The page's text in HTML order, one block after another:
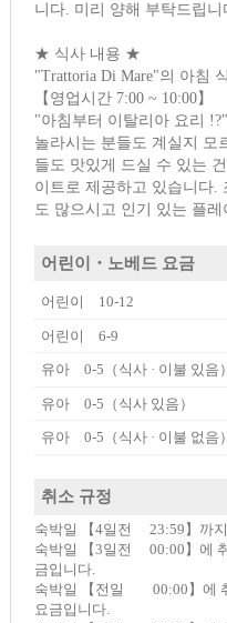
니다. 미리 양해 부탁드립니
★ 식사 내용 ★
"Trattoria Di Mare"의 아침
【영업시간 7:00 ~ 10:00】
"아침부터 이탈리아 요리 !?"
놀라시는 분들도 계실지 모
들도 맛있게 드실 수 있는
이트로 제공하고 있습니다.
도 많으시고 인기 있는 플
어린이・노베드 요금
어린이 10-12
어린이 6-9
유아 0-5（식사 · 이불 있음）
유아 0-5（식사 있음）
유아 0-5（식사 · 이불 없음）
취소 규정
숙박일 【4일전 23:59】까지
숙박일 【3일전 00:00】에
금입니다.
숙박일 【전일 00:00】에
요금입니다.